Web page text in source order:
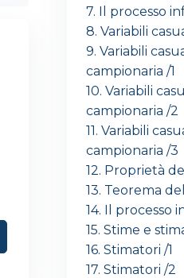
7. Il processo
8. Variabili
9. Variabili
campionaria /1
10. Variabili
campionaria /2
11. Variabili
campionaria /3
12. Proprietà
13. Teorema
14. Il processo
15. Stime e
16. Stimatori /1
17. Stimatori /2